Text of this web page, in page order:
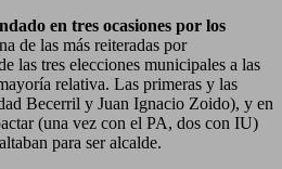
en tres ocasiones por los
de las más reiteradas por
las tres elecciones municipales a las
relativa. Las primeras y las
Becerril y Juan Ignacio Zoido), y en
(una vez con el PA, dos con IU)
para ser alcalde.